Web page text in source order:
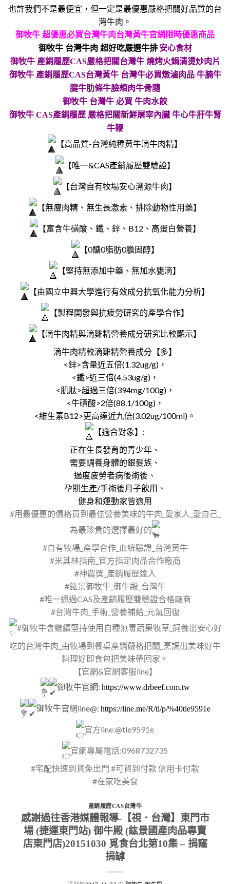
也許我們不是最便宜，但一定是最優惠嚴格把關好品質的台
灣牛肉。
御牧牛 超優惠必買台灣牛肉台灣黃牛官網限時優惠商品
御牧牛 台灣牛肉 超好吃嚴選牛排安心食材
御牧牛 產銷履歷CAS嚴格把關台灣牛 燒烤火鍋清燙炒肉片
御牧牛 產銷履歷CAS台灣黃牛 台灣牛必買燉滷肉品 牛腩牛
腱牛肋條牛臉頰肉牛骨隨
御牧牛 台灣牛 必買 牛肉水餃
御牧牛 CAS產銷履歷 嚴格把關新鮮屠宰內臟 牛心牛肝牛腎
牛鞭
【高品質-台灣純種黃牛滴牛肉精】
【唯一&CAS產銷履歷雙驗證】
【台灣自有牧場安心溯源牛肉】
【無瘦肉精、無生長激素、排除動物性用藥】
【富含牛磺酸、鐵、鋅、B12、高蛋白營養】
【0醣0脂肪0膽固醇】
【堅持無添加中藥、無加水甕滴】
【由國立中興大學進行有效成分抗氧化能力分析】
【製程開發與抗疲勞研究的產學合作】
【滴牛肉精與滴雞精營養成分研究比較顯示】
滴牛肉精較滴雞精營養成分【多】
<鋅>含量近五倍(1.32ug/g)，
<鐵>近三倍(4.53ug/g)，
<肌肽>超過三倍(394mg/100g)，
<牛磺酸>2倍(88.1/100g)，
<維生素B12>更高達近九倍(3.02ug/100ml)。
【適合對象】:
正在生長發育的青少年、
需要調養身體的銀髮族、
過度疲勞者病後術後、
孕期生產/手術後月子飲用、
健身和運動家皆適用
#用最優惠的價格買到最佳營養美味的牛肉_愛家人_愛自己_
為最珍貴的選擇最好的
#自有牧場_產學合作_血統驗證_台灣黃牛
#米其林指南_官方指定肉品合作廠商
#神農獎_產銷履歷達人
#鈜景御牧牛_御牛殿_台灣牛
#唯一通過CAS及產銷履歷雙驗證合格廠商
#台灣牛肉_手術_營養補給_元氣回復
#御牧牛會繼續堅持使用自種無毒蔬果牧草_飼養出安心好
吃的台灣牛肉_由牧場到餐桌產銷嚴格把關_烹調出美味好牛
料理好即食包把美味帶回家。
【官網&官網客服line】
御牧牛官網: https://www.drbeef.com.tw
御牧牛官網line@: https://line.me/R/ti/p/%40tle9591e
官方line:@tle9591e
官網專屬電話:0968732735
#宅配快速到貨免出門 #可貨到付款 信用卡付款
#在家吃美食
產銷履歷CAS台灣牛
感謝過往香港媒體報導-【視．台灣】東門市
場 (捷運東門站) 御牛殿 (鈜景國產肉品專賣
店東門店)20151030 覓食台北第10集 – 捐窿
捐罅​